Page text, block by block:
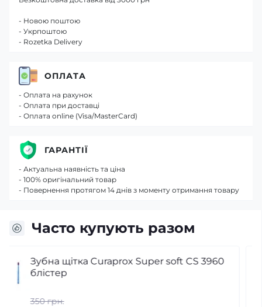
Часто купують разом
Зубна щітка Curaprox CS 5460 Ultra Sof
388 грн.
- Новою поштою
- Укрпоштою
- Rozetka Delivery
ОПЛАТА
- Оплата на рахунок
- Оплата при доставці
- Оплата online (Visa/MasterCard)
ГАРАНТІЇ
- Актуальна наявність та ціна
- 100% оригінальний товар
- Повернення протягом 14 днів з моменту отримання товару